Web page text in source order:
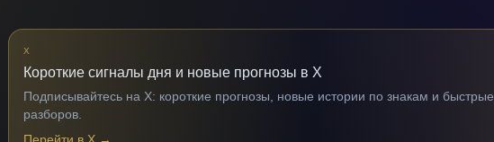
X
Короткие сигналы дня и новые прогнозы в X
Подписывайтесь на X: короткие прогнозы, новые истории по знакам и
разборов.